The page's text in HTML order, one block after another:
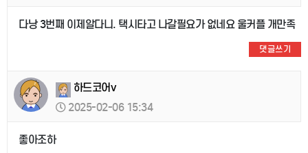
다낭 3번째 이제알다니. 택시타고 나갈필요가 없네요 울커플 개만족
댓글쓰기
하드코어v
2025-02-06 15:34
좋아조하